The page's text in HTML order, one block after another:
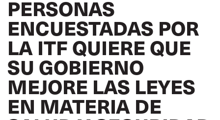
PERSONAS
ENCUESTADAS POR
LA ITF QUIERE QUE
SU GOBIERNO
MEJORE LAS LEYES
EN MATERIA DE